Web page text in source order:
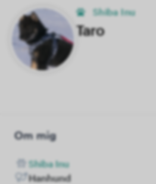
Shiba Inu
Taro
Om mig
Shiba Inu
Hanhund